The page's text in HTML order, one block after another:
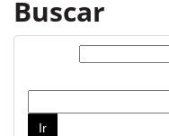
Buscar